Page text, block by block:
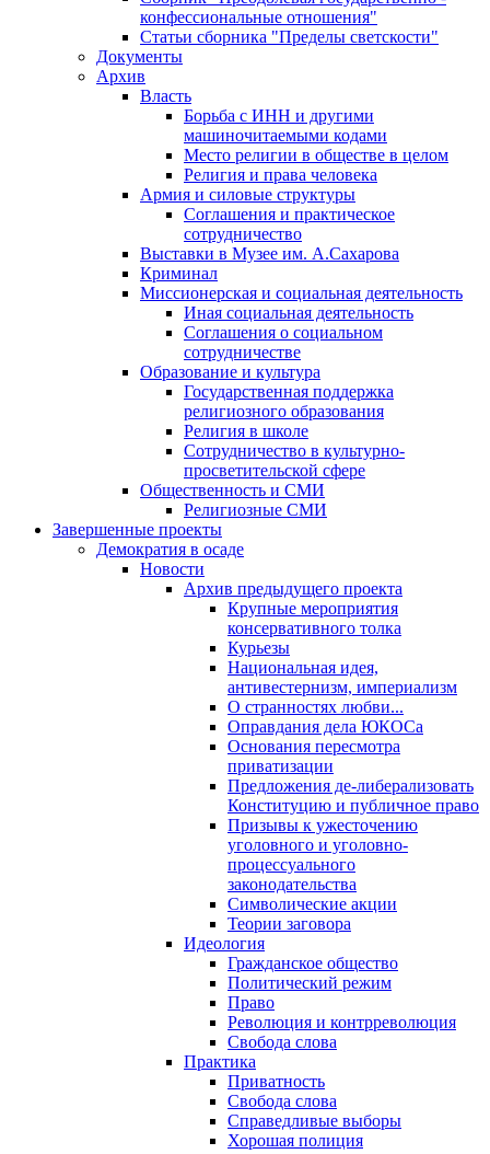
конфессиональные отношения"
Статьи сборника "Пределы светскости"
Документы
Архив
Власть
Борьба с ИНН и другими
машиночитаемыми кодами
Место религии в обществе в целом
Религия и права человека
Армия и силовые структуры
Соглашения и практическое
сотрудничество
Выставки в Музее им. А.Сахарова
Криминал
Миссионерская и социальная деятельность
Иная социальная деятельность
Соглашения о социальном
сотрудничестве
Образование и культура
Государственная поддержка
религиозного образования
Религия в школе
Сотрудничество в культурно-
просветительской сфере
Общественность и СМИ
Религиозные СМИ
Завершенные проекты
Демократия в осаде
Новости
Архив предыдущего проекта
Крупные мероприятия
консервативного толка
Курьезы
Национальная идея,
антивестернизм, империализм
О странностях любви...
Оправдания дела ЮКОСа
Основания пересмотра
приватизации
Предложения де-либерализовать
Конституцию и публичное право
Призывы к ужесточению
уголовного и уголовно-
процессуального
законодательства
Символические акции
Теории заговора
Идеология
Гражданское общество
Политический режим
Право
Революция и контрреволюция
Свобода слова
Практика
Приватность
Свобода слова
Справедливые выборы
Хорошая полиция